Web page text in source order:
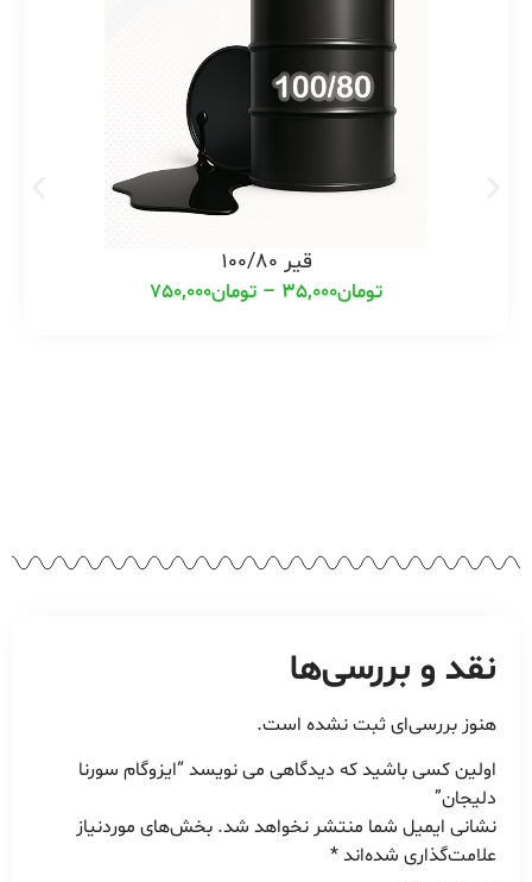
قیر 100/80
تومان35,000
– تومان750,000
نقد و بررسی‌ها
هنوز بررسی‌ای ثبت نشده است.
اولین کسی باشید که دیدگاهی می نویسد “ایزوگام سورنا
دلیجان”
نشانی ایمیل شما منتشر نخواهد شد. بخش‌های موردنیاز
علامت‌گذاری شده‌اند*